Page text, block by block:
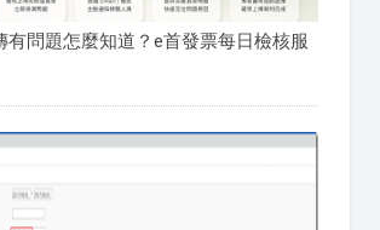
有問題怎麼知道？e首發票每日檢核服